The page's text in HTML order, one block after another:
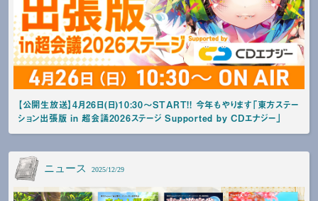
【公開生放送】4月26日(日)10:30～START!! 今年もやります「東方ステー
ション出張版 in 超会議2026ステージ Supported by CDエナジー」
ニュース 2025/12/29